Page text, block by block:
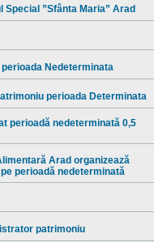
”Sfânta Maria” Arad
Nedeterminata
perioada Determinata
perioadă nedeterminată 0,5
Arad organizează
perioadă nedeterminată
patrimoniu